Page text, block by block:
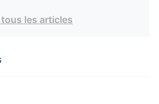
les articles